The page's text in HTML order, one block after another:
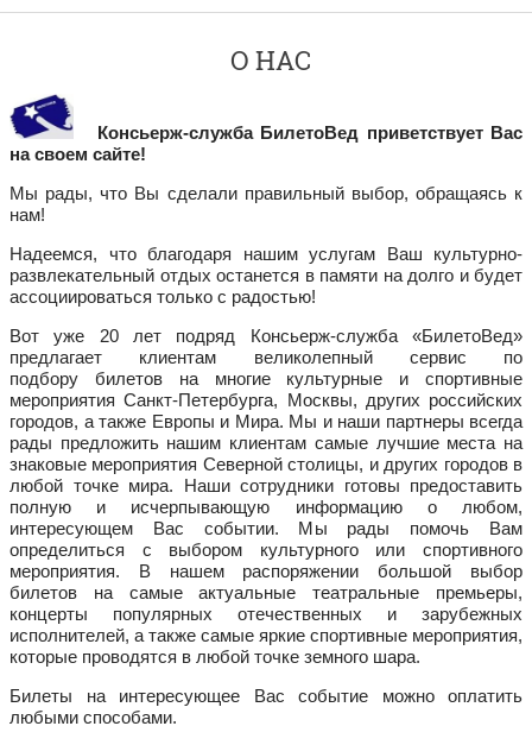
О НАС
Консьерж-служба БилетоВед приветствует Вас
на своем сайте!
Мы рады, что Вы сделали правильный выбор, обращаясь к
нам!
Надеемся, что благодаря нашим услугам Ваш культурно-
развлекательный отдых останется в памяти на долго и будет
ассоциироваться только с радостью!
Вот уже 20 лет подряд Консьерж-служба «БилетоВед»
предлагает клиентам великолепный сервис по
подбору билетов на многие культурные и спортивные
мероприятия Санкт-Петербурга, Москвы, других российских
городов, а также Европы и Мира. Мы и наши партнеры всегда
рады предложить нашим клиентам самые лучшие места на
знаковые мероприятия Северной столицы, и других городов в
любой точке мира. Наши сотрудники готовы предоставить
полную и исчерпывающую информацию о любом,
интересующем Вас событии. Мы рады помочь Вам
определиться с выбором культурного или спортивного
мероприятия. В нашем распоряжении большой выбор
билетов на самые актуальные театральные премьеры,
концерты популярных отечественных и зарубежных
исполнителей, а также самые яркие спортивные мероприятия,
которые проводятся в любой точке земного шара.
Билеты на интересующее Вас событие можно оплатить
любыми способами.